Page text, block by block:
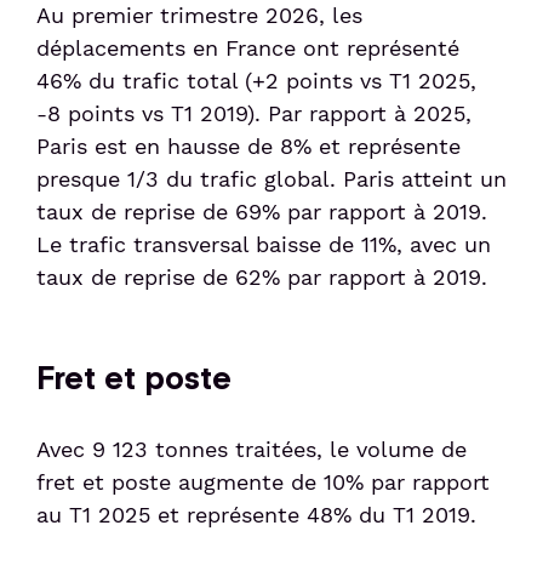
Au premier trimestre 2026, les
déplacements en France ont représenté
46% du trafic total (+2 points vs T1 2025,
-8 points vs T1 2019). Par rapport à 2025,
Paris est en hausse de 8% et représente
presque 1/3 du trafic global. Paris atteint un
taux de reprise de 69% par rapport à 2019.
Le trafic transversal baisse de 11%, avec un
taux de reprise de 62% par rapport à 2019.
Fret et poste
Avec 9 123 tonnes traitées, le volume de
fret et poste augmente de 10% par rapport
au T1 2025 et représente 48% du T1 2019.